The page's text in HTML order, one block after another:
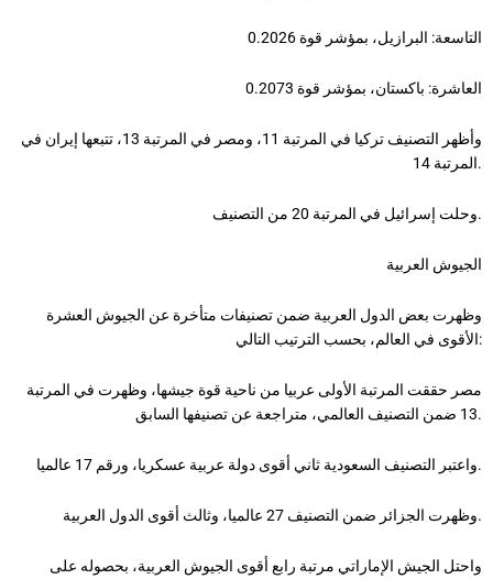
التاسعة: البرازيل، بمؤشر قوة 0.2026
العاشرة: باكستان، بمؤشر قوة 0.2073
وأظهر التصنيف تركيا في المرتبة 11، ومصر في المرتبة 13، تتبعها إيران في
المرتبة 14.
وحلت إسرائيل في المرتبة 20 من التصنيف.
الجيوش العربية
وظهرت بعض الدول العربية ضمن تصنيفات متأخرة عن الجيوش العشرة
الأقوى في العالم، بحسب الترتيب التالي:
مصر حققت المرتبة الأولى عربيا من ناحية قوة جيشها، وظهرت في المرتبة
13 ضمن التصنيف العالمي، متراجعة عن تصنيفها السابق.
واعتبر التصنيف السعودية ثاني أقوى دولة عربية عسكريا، ورقم 17 عالميا.
وظهرت الجزائر ضمن التصنيف 27 عالميا، وثالث أقوى الدول العربية.
واحتل الجيش الإماراتي مرتبة رابع أقوى الجيوش العربية، بحصوله على